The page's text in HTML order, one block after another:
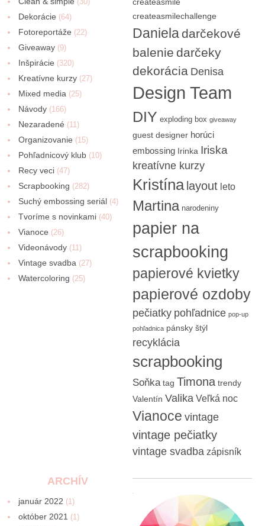
Dekorácie (64)
Fotoreportáže (22)
Giveaway (9)
Inšpirácie (320)
Kreatívne kurzy (27)
Mixed media (25)
Návody (166)
Nezaradené (11)
Organizovanie (15)
Pohľadnicový klub (10)
Recy veci (47)
Scrapbooking (282)
Suchý embossing seriál (4)
Tvoríme s novinkami (40)
Vianoce (26)
Videonávody (11)
Vintage svadba (27)
Watercoloring (25)
createasmilechallenge
Daniela darčekové
balenie darčeky
dekorácia Denisa
Design Team
DIY exploding box giveaway
guest designer horúci
embossing Irinka Iriska
kreatívne kurzy
Kristína layout leto
Martina narodeniny
papier na
scrapbooking
papierové kvietky
papierové ozdoby
pečiatky pohľadnice pop-up
pohľadnica pánsky štýl
recyklácia
scrapbooking
Soňka tag Timona trendy
Valentín Valika Veľká noc
Vianoce vintage
vintage pečiatky
vintage svadba zápisník
ARCHÍV
január 2022 (1)
október 2021 (1)